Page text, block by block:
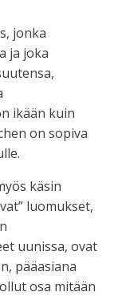
jonka
ja joka
ikään kuin
on sopiva
käsin
luomukset,
uunissa, ovat
pääasiana
osa mitään